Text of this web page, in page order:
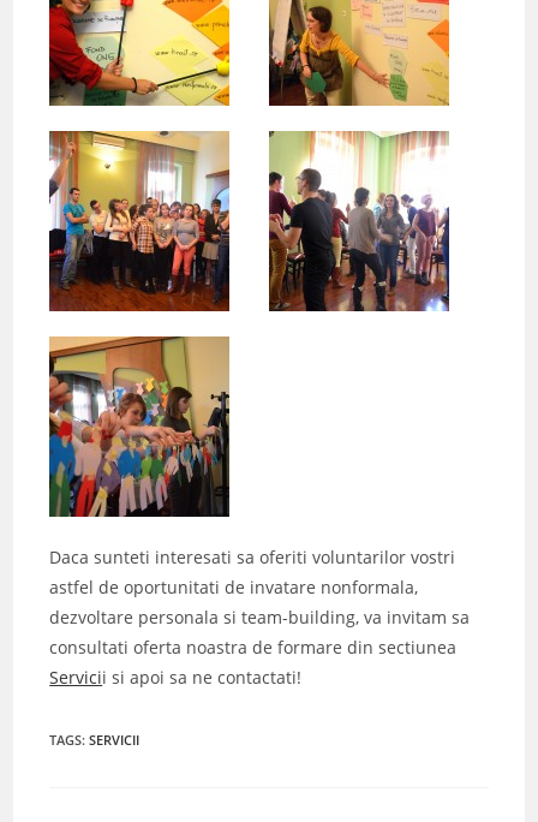
Daca sunteti interesati sa oferiti voluntarilor vostri
astfel de oportunitati de invatare nonformala,
dezvoltare personala si team-building, va invitam sa
consultati oferta noastra de formare din sectiunea
Servicii si apoi sa ne contactati!
TAGS:SERVICII